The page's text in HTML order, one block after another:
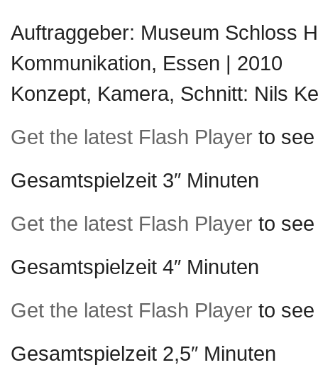
Auftraggeber: Museum Schloss
Kommunikation, Essen | 2010
Konzept, Kamera, Schnitt: Nils
Get the latest Flash Player to
Gesamtspielzeit 3″ Minuten
Get the latest Flash Player to
Gesamtspielzeit 4″ Minuten
Get the latest Flash Player to
Gesamtspielzeit 2,5″ Minuten